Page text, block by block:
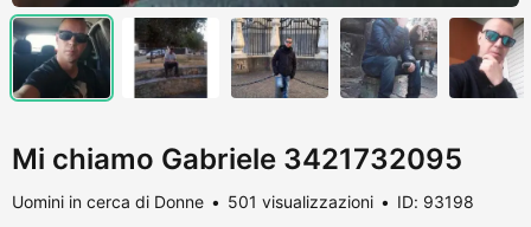
Mi chiamo Gabriele 3421732095
Uomini in cerca di Donne 501 visualizzazioni ID: 93198